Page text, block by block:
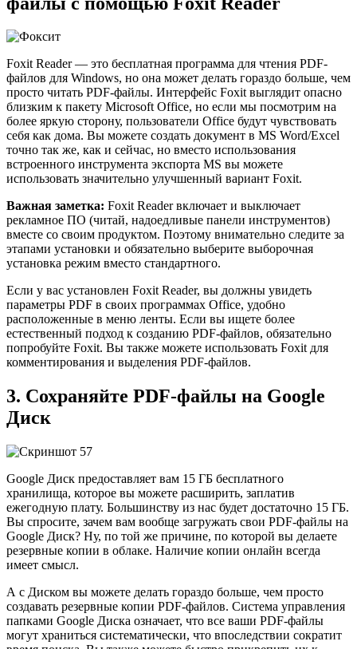
Foxit Reader — это бесплатная программа для чтения PDF-
файлов для Windows, но она может делать гораздо больше, чем
просто читать PDF-файлы. Интерфейс Foxit выглядит опасно
близким к пакету Microsoft Office, но если мы посмотрим на
более яркую сторону, пользователи Office будут чувствовать
себя как дома. Вы можете создать документ в MS Word/Excel
точно так же, как и сейчас, но вместо использования
встроенного инструмента экспорта MS вы можете
использовать значительно улучшенный вариант Foxit.
Важная заметка: Foxit Reader включает и выключает
рекламное ПО (читай, надоедливые панели инструментов)
вместе со своим продуктом. Поэтому внимательно следите за
этапами установки и обязательно выберите выборочная
установка режим вместо стандартного.
Если у вас установлен Foxit Reader, вы должны увидеть
параметры PDF в своих программах Office, удобно
расположенные в меню ленты. Если вы ищете более
естественный подход к созданию PDF-файлов, обязательно
попробуйте Foxit. Вы также можете использовать Foxit для
комментирования и выделения PDF-файлов.
3. Сохраняйте PDF-файлы на Google
Диск
Google Диск предоставляет вам 15 ГБ бесплатного
хранилища, которое вы можете расширить, заплатив
ежегодную плату. Большинству из нас будет достаточно 15 ГБ.
Вы спросите, зачем вам вообще загружать свои PDF-файлы на
Google Диск? Ну, по той же причине, по которой вы делаете
резервные копии в облаке. Наличие копии онлайн всегда
имеет смысл.
А с Диском вы можете делать гораздо больше, чем просто
создавать резервные копии PDF-файлов. Система управления
папками Google Диска означает, что все ваши PDF-файлы
могут храниться систематически, что впоследствии сократит